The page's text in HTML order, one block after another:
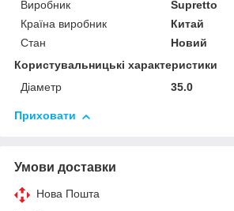
Виробник
Supretto
Країна виробник
Китай
Стан
Новий
Користувальницькі характеристики
Діаметр
35.0
Приховати
Умови доставки
Нова Пошта